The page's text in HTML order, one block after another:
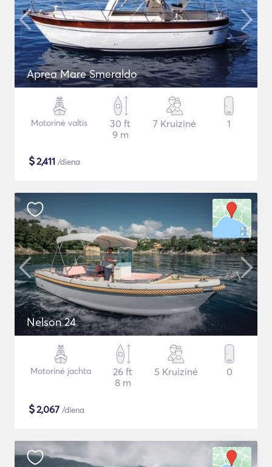
Aprea Mare Smeraldo
Motorinė valtis
30 ft
9 m
7 Kruizinė 1
$2,411 /diena
Nelson 24
Motorinė jachta
26 ft
8 m
5 Kruizinė 0
$2,067 /diena